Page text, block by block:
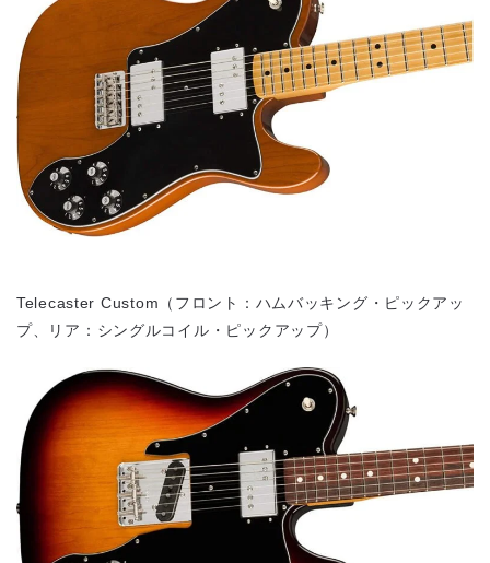
Telecaster Custom（フロント：ハムバッキング・ピックアッ
プ、リア：シングルコイル・ピックアップ）